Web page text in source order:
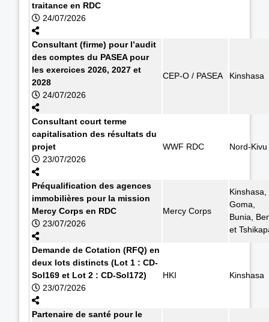
traitance en RDC
24/07/2026
Consultant (firme) pour l’audit
des comptes du PASEA pour
les exercices 2026, 2027 et
2028
24/07/2026
CEP-O / PASEA Kinshasa
Consultant court terme
capitalisation des résultats du
projet
23/07/2026
WWF RDC Nord-Kivu
Préqualification des agences
immobilières pour la mission
Mercy Corps en RDC
23/07/2026
Mercy Corps
Kinshasa,
Goma,
Bunia,
et
Demande de Cotation (RFQ) en
deux lots distincts (Lot 1 : CD-
Sol169 et Lot 2 : CD-Sol172)
23/07/2026
HKI Kinshasa
Partenaire de santé pour le